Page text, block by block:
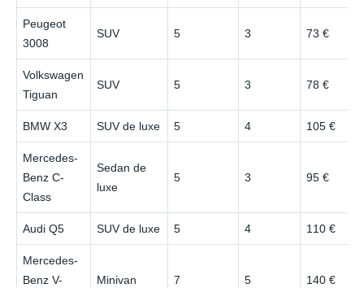
Peugeot
3008
SUV 5 3 73 €
Volkswagen
Tiguan
SUV 5 3 78 €
BMW X3 SUV de luxe 5 4 105 €
Mercedes-
Benz C-
Class
Sedan de
luxe
5 3 95 €
Audi Q5 SUV de luxe 5 4 110 €
Mercedes-
Benz V-
Minivan 7 5 140 €